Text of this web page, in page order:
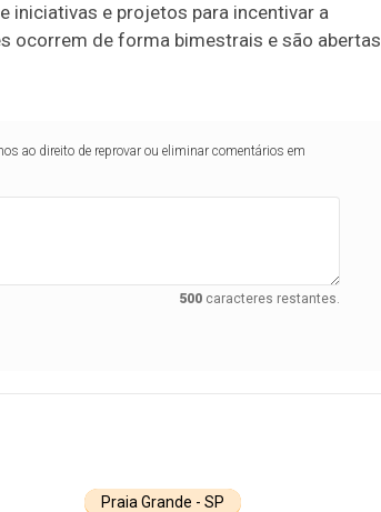
iniciativas e projetos para incentivar a
ocorrem de forma bimestrais e são abertas
ao direito de reprovar ou eliminar comentários em
500caracteres restantes.
Praia Grande - SP